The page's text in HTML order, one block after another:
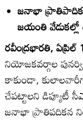
జనాభా
జయంతి వేడుకల్లో
రవీంద్రభారతి,
నియోజకవర్గాల
కాకుండా,
చేపట్టాలని డిప్యూటీ
జనాభా ప్రాతిపదికన